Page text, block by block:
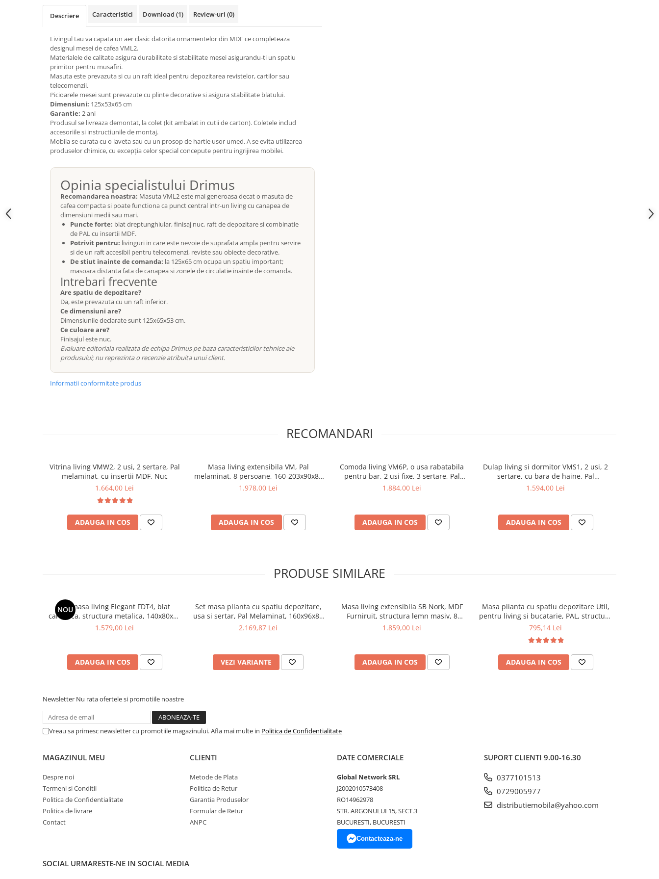
Top saltele 10 cm
Top saltele memory 5 cm
Top saltele MemoHR 6.5 cm
Saltele ieftine
Saltele cu plasa de arcuri
Saltele cu spuma
Scaune manager
Mobilier bucatarie
Mese bucatarie
Scaune pentru bucatarie
Mobila bucatarie
Seturi mese si scaune bucatarie
Suporturi si rafturi pantofi
Portmantouri
Seturi mobilier hol
Stender haine
Suport pentru umerase
Mobilier gradinita
Scaune gradinita
Set mese si scaune gradinita
Mobila camera copii
Scaune birou pentru copii
Saltele patuturi copii
Masa si scaune gradinita
Seturi comode living si dormitor
Descriere Caracteristici Download (1) Review-uri (0)
Livingul tau va capata un aer clasic datorita ornamentelor din MDF ce completeaza
designul mesei de cafea VML2.
Materialele de calitate asigura durabilitate si stabilitate mesei asigurandu-ti un spatiu
primitor pentru musafiri.
Masuta este prevazuta si cu un raft ideal pentru depozitarea revistelor, cartilor sau
telecomenzii.
Picioarele mesei sunt prevazute cu plinte decorative si asigura stabilitate blatului.
Dimensiuni: 125x53x65 cm
Garantie: 2 ani
Produsul se livreaza demontat, la colet (kit ambalat in cutii de carton). Coletele includ
accesoriile si instructiunile de montaj.
Mobila se curata cu o laveta sau cu un prosop de hartie usor umed. A se evita utilizarea
produselor chimice, cu excepția celor special concepute pentru ingrijirea mobilei.
Opinia specialistului Drimus
Recomandarea noastra: Masuta VML2 este mai generoasa decat o masuta de
cafea compacta si poate functiona ca punct central intr-un living cu canapea de
dimensiuni medii sau mari.
Puncte forte: blat dreptunghiular, finisaj nuc, raft de depozitare si combinatie
de PAL cu insertii MDF.
Potrivit pentru: livinguri in care este nevoie de suprafata ampla pentru servire
si de un raft accesibil pentru telecomenzi, reviste sau obiecte decorative.
De stiut inainte de comanda: la 125x65 cm ocupa un spatiu important;
masoara distanta fata de canapea si zonele de circulatie inainte de comanda.
Intrebari frecvente
Are spatiu de depozitare?
Da, este prevazuta cu un raft inferior.
Ce dimensiuni are?
Dimensiunile declarate sunt 125x65x53 cm.
Ce culoare are?
Finisajul este nuc.
Evaluare editoriala realizata de echipa Drimus pe baza caracteristicilor tehnice ale
produsului; nu reprezinta o recenzie atribuita unui client.
Informatii conformitate produs
RECOMANDARI
Vitrina living VMW2, 2 usi, 2 sertare, Pal
melaminat, cu insertii MDF, Nuc
1.664,00 Lei
ADAUGA IN COS
Masa living extensibila VM, Pal
melaminat, 8 persoane, 160-203x90x82
cm, Nuc
1.978,00 Lei
ADAUGA IN COS
Comoda living VM6P, o usa rabatabila
pentru bar, 2 usi fixe, 3 sertare, Pal
melaminat, cu insertii MDF, Nuc
1.884,00 Lei
ADAUGA IN COS
Dulap living si dormitor VMS1, 2 usi, 2
sertare, cu bara de haine, Pal
Melaminat, cu elemente din MDF, Nuc
1.594,00 Lei
ADAUGA IN COS
PRODUSE SIMILARE
NOU
Set masa living Elegant FDT4, blat
caramica, structura metalica, 140x80x75
cm, alb/maro si 6 scaune Doina FDC2,
1.579,00 Lei
ADAUGA IN COS
Set masa plianta cu spatiu depozitare,
usa si sertar, Pal Melaminat, 160x96x80
cm si 6 scaune pliante lemn, tapitate cu
2.169,87 Lei
VEZI VARIANTE
Masa living extensibila SB Nork, MDF
Furniruit, structura lemn masiv, 8
persoane, 198-160x90x74 cm, nuc
1.859,00 Lei
ADAUGA IN COS
Masa plianta cu spatiu depozitare Util,
pentru living si bucatarie, PAL, structura
lemn masiv, cu role, 6 persoane,
795,14 Lei
ADAUGA IN COS
Newsletter Nu rata ofertele si promotiile noastre
Vreau sa primesc newsletter cu promotiile magazinului. Afla mai multe in Politica de Confidentialitate
MAGAZINUL MEU
Despre noi
Termeni si Conditii
Politica de Confidentialitate
Politica de livrare
Contact
CLIENTI
Metode de Plata
Politica de Retur
Garantia Produselor
Formular de Retur
ANPC
DATE COMERCIALE
Global Network SRL
J2002010573408
RO14962978
STR. ARGONULUI 15, SECT.3
BUCURESTI, BUCURESTI
Contacteaza-ne
SUPORT CLIENTI 9.00-16.30
0377101513
0729005977
distributiemobila@yahoo.com
SOCIAL URMARESTE-NE IN SOCIAL MEDIA